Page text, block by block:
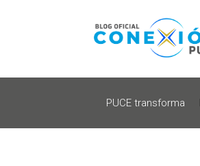
PUCE transforma